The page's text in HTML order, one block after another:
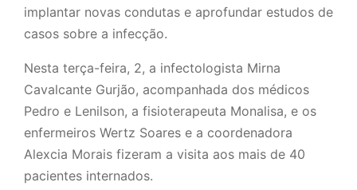
implantar novas condutas e aprofundar estudos de
casos sobre a infecção.
Nesta terça-feira, 2, a infectologista Mirna
Cavalcante Gurjão, acompanhada dos médicos
Pedro e Lenilson, a fisioterapeuta Monalisa, e os
enfermeiros Wertz Soares e a coordenadora
Alexcia Morais fizeram a visita aos mais de 40
pacientes internados.